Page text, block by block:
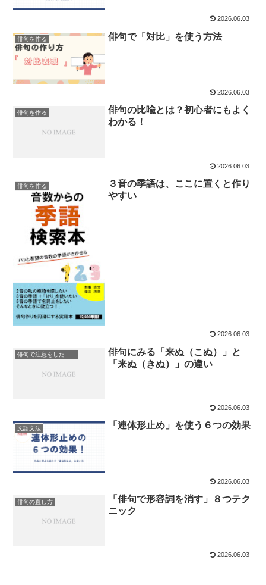
2026.06.03
俳句を作る 俳句で「対比」を使う方法
2026.06.03
俳句を作る
俳句の比喩とは？初心者にもよく
わかる！
2026.06.03
俳句を作る
３音の季語は、ここに置くと作り
やすい
2026.06.03
俳句にみる「来ぬ（こぬ）」と
「来ぬ（きぬ）」の違い
2026.06.03
文語文法 「連体形止め」を使う６つの効果
2026.06.03
俳句の直し方
「俳句で形容詞を消す」８つテク
ニック
2026.06.03